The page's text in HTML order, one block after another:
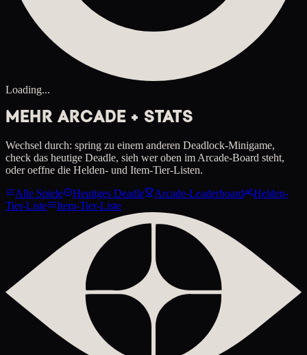
Loading...
MEHR ARCADE + STATS
Wechsel durch: spring zu einem anderen Deadlock-Minigame,
check das heutige Deadle, sieh wer oben im Arcade-Board steht,
oder oeffne die Helden- und Item-Tier-Listen.
Alle Spiele
Heutiges Deadle Arcade-Leaderboard
Helden-
Tier-Liste
Item-Tier-Liste